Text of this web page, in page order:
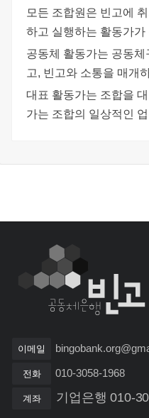
모든 조합원은 빈고에
하고 실행하는 활동가가
공동체 활동가는 공동체
고, 빈고와 소통을 매개
대표 활동가는 조합을
가는 조합의 일상적인
이메일
전화 010-3058-1968
계좌 기업은행 010-